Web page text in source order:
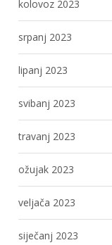
kolovoz 2023
srpanj 2023
lipanj 2023
svibanj 2023
travanj 2023
ožujak 2023
veljača 2023
siječanj 2023